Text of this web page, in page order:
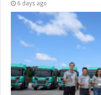
6 days ago